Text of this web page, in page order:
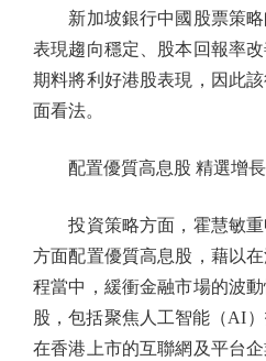
新加坡銀行中國股票策略
表現趨向穩定、股本回報率
期料將利好港股表現，因此
面看法。
配置優質高息股 精選增
投資策略方面，霍慧敏重
方面配置優質高息股，藉以
程當中，緩衝金融市場的波
股，包括聚焦人工智能（AI
在香港上市的互聯網及平台